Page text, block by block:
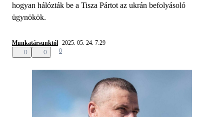
hogyan hálózták be a Tisza Pártot az ukrán befolyásoló
ügynökök.
Munkatársunktól 2025. 05. 24. 7:29
0
0 0